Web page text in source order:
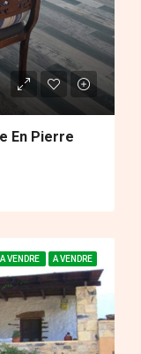
En Pierre
A VENDRE A VENDRE